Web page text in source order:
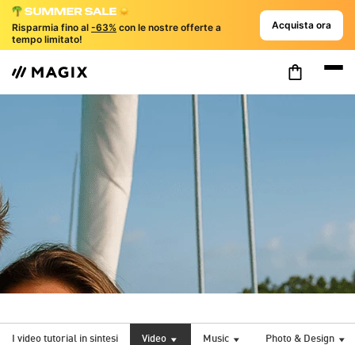
Risparmia fino al -63% con le nostre offerte a
tempo limitato!
Acquista ora
I video tutorial in sintesi Video Music Photo & Design